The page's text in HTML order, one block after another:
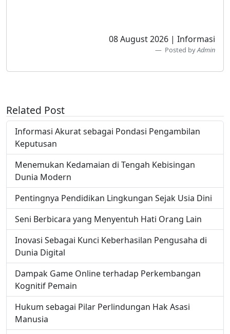
08 August 2026 | Informasi
Posted byAdmin
Related Post
Informasi Akurat sebagai Pondasi Pengambilan
Keputusan
Menemukan Kedamaian di Tengah Kebisingan
Dunia Modern
Pentingnya Pendidikan Lingkungan Sejak Usia Dini
Seni Berbicara yang Menyentuh Hati Orang Lain
Inovasi Sebagai Kunci Keberhasilan Pengusaha di
Dunia Digital
Dampak Game Online terhadap Perkembangan
Kognitif Pemain
Hukum sebagai Pilar Perlindungan Hak Asasi
Manusia